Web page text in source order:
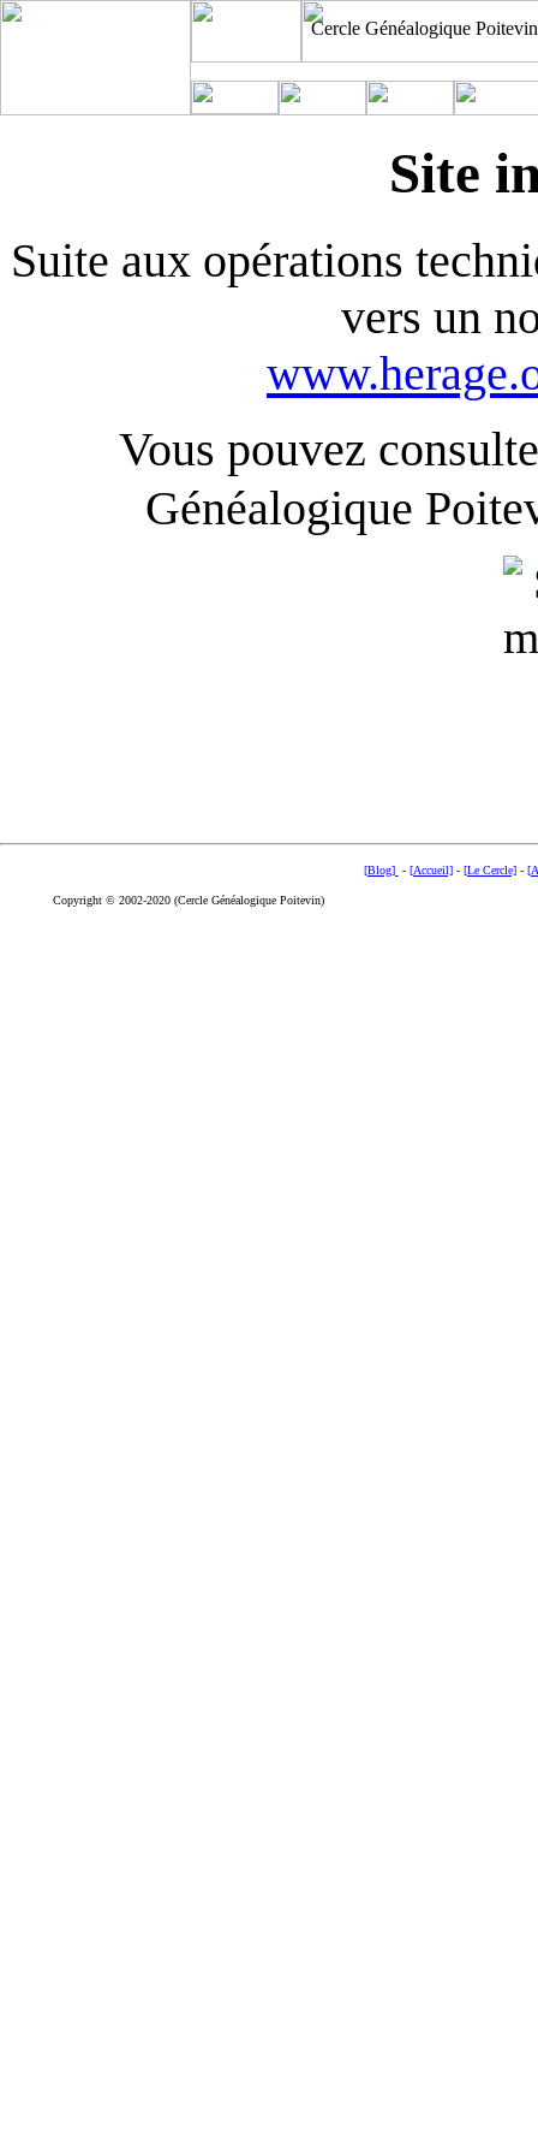
Cercle Généalogique Poitevin
Site
Suite aux opérations
vers un
Vous pouvez
Généalogique
[Blog] - [Accueil]- [Le Cercle]-
Copyright © 2002-2020 (Cercle Généalogique Poitevin)